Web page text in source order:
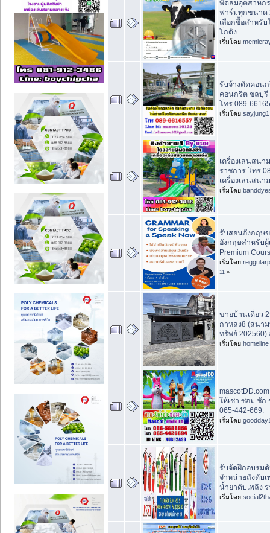
พัดลมอุตสาหก
ฟาร์มทุกขนาด
เลือกซื้อสำหรับ
โกดัง
เริ่มโดย
รับจ้างตัดคอน
คอนกรีต ชลบุรี
โทร 089-
เริ่มโดย sayjung1
เครื่องเล่นสน
ราชการ โทร
เครื่องเล่นสนา
เริ่มโดย
รับสอนอังกฤษ
อังกฤษสำหรับ
Premium
เริ่มโดย
11 »
ขายบ้านเดี่ยว
กาหลง8 (สนา
ทรัพย์ 202560)
เริ่มโดย homeline
ให้เช่า ซ่อม ซัก
065-442-669.
เริ่มโดย
รับจัดฝึกอบรมดั
จำหน่ายถังดับเ
น้ำยาดับเพลิง
เริ่มโดย